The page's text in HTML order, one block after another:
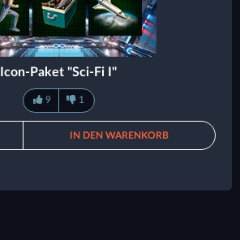
Icon-Paket "Sci-Fi I"
9 1
IN DEN WARENKORB